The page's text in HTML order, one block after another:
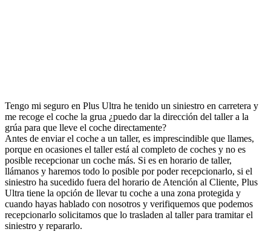
Tengo mi seguro en Plus Ultra he tenido un siniestro en carretera y
me recoge el coche la grua ¿puedo dar la dirección del taller a la
grúa para que lleve el coche directamente?
Antes de enviar el coche a un taller, es imprescindible que llames,
porque en ocasiones el taller está al completo de coches y no es
posible recepcionar un coche más. Si es en horario de taller,
llámanos y haremos todo lo posible por poder recepcionarlo, si el
siniestro ha sucedido fuera del horario de Atención al Cliente, Plus
Ultra tiene la opción de llevar tu coche a una zona protegida y
cuando hayas hablado con nosotros y verifiquemos que podemos
recepcionarlo solicitamos que lo trasladen al taller para tramitar el
siniestro y repararlo.